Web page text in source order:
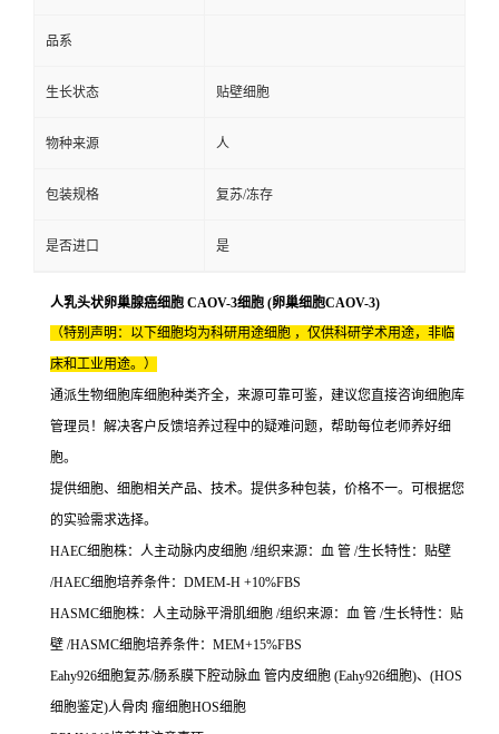
品系
生长状态 贴壁细胞
物种来源 人
包装规格 复苏/冻存
是否进口 是
人乳头状卵巢腺癌细胞 CAOV-3细胞 (卵巢细胞CAOV-3)
（特别声明：以下细胞均为科研用途细胞 ，仅供科研学术用途，非临
床和工业用途。）
通派生物细胞库细胞种类齐全，来源可靠可鉴，建议您直接咨询细胞库
管理员！解决客户反馈培养过程中的疑难问题，帮助每位老师养好细
胞。
提供细胞、细胞相关产品、技术。提供多种包装，价格不一。可根据您
的实验需求选择。
HAEC细胞株：人主动脉内皮细胞 /组织来源：血 管 /生长特性：贴壁
/HAEC细胞培养条件：DMEM-H +10%FBS
HASMC细胞株：人主动脉平滑肌细胞 /组织来源：血 管 /生长特性：贴
壁 /HASMC细胞培养条件：MEM+15%FBS
Eahy926细胞复苏/肠系膜下腔动脉血 管内皮细胞 (Eahy926细胞)、(HOS
细胞鉴定)人骨肉 瘤细胞HOS细胞